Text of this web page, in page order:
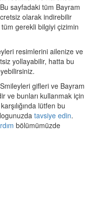
sayfadaki tüm Bayram
olarak indirebilir
gerekli bilgiyi çizimin
resimlerini ailenize ve
yollayabilir, hatta bu
gifleri ve Bayram
ve bunları kullanmak için
lütfen bu
tavsiye edin.
bölümümüzde